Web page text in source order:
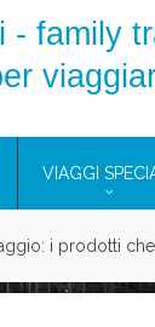
- family
VIAGGI
Eolie e a